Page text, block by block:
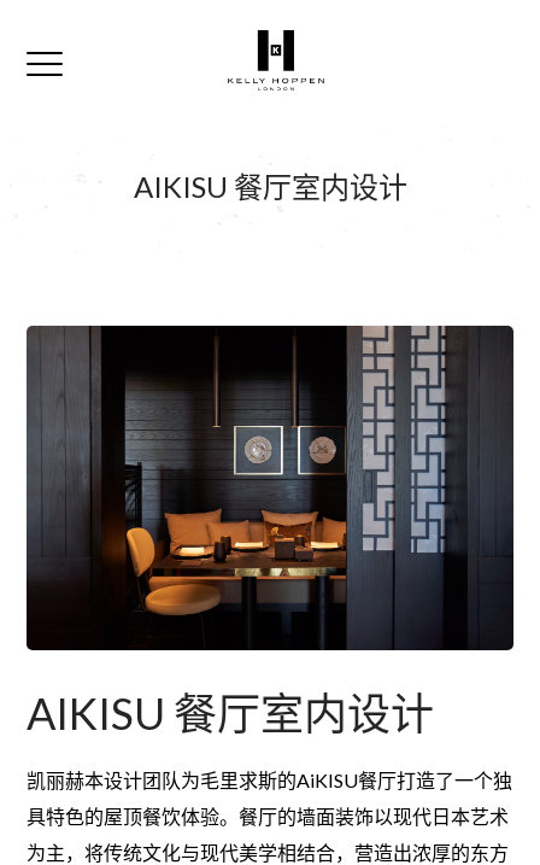
AIKISU 餐厅室内设计
AIKISU 餐厅室内设计
凯丽赫本设计团队为毛里求斯的AiKISU餐厅打造了一个独
具特色的屋顶餐饮体验。餐厅的墙面装饰以现代日本艺术
为主，将传统文化与现代美学相结合，营造出浓厚的东方